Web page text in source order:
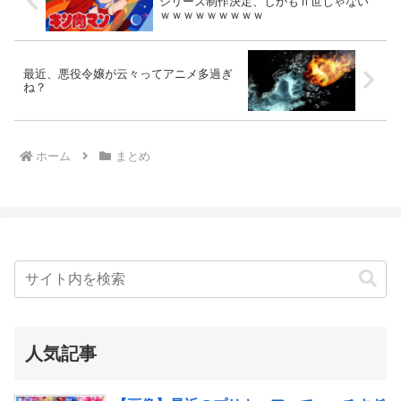
ｗｗｗｗｗｗｗｗｗ
最近、悪役令嬢が云々ってアニメ多過ぎ
ね？
ホーム まとめ
人気記事